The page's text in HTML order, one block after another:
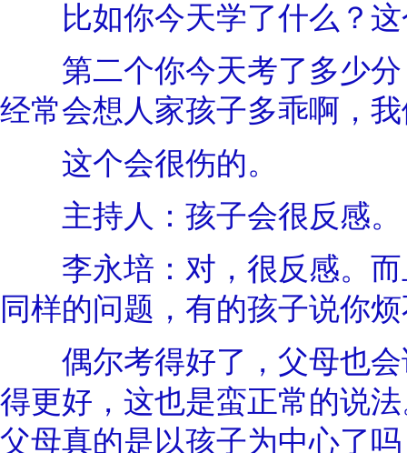
比如你今天学了什么？这
第二个你今天考了多少分
经常会想人家孩子多乖啊，
这个会很伤的。
主持人：孩子会很反感。
李永培：对，很反感。而
同样的问题，有的孩子说你
偶尔考得好了，父母也会
得更好，这也是蛮正常的说
父母真的是以孩子为中心了